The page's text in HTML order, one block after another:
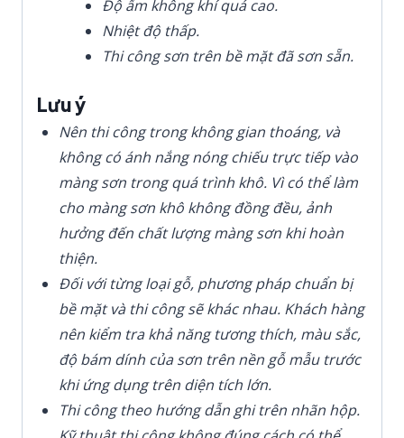
Độ ẩm không khí quá cao.
Nhiệt độ thấp.
Thi công sơn trên bề mặt đã sơn sẵn.
Lưu ý
Nên thi công trong không gian thoáng, và
không có ánh nắng nóng chiếu trực tiếp vào
màng sơn trong quá trình khô. Vì có thể làm
cho màng sơn khô không đồng đều, ảnh
hưởng đến chất lượng màng sơn khi hoàn
thiện.
Đối với từng loại gỗ, phương pháp chuẩn bị
bề mặt và thi công sẽ khác nhau. Khách hàng
nên kiểm tra khả năng tương thích, màu sắc,
độ bám dính của sơn trên nền gỗ mẫu trước
khi ứng dụng trên diện tích lớn.
Thi công theo hướng dẫn ghi trên nhãn hộp.